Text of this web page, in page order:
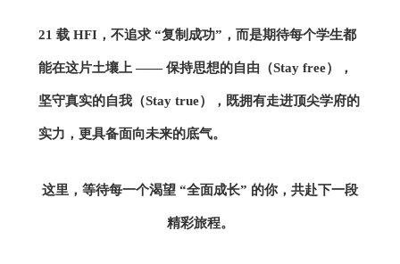
21 载 HFI，不追求 “复制成功”，而是期待每个学生都
能在这片土壤上 —— 保持思想的自由（Stay free），
坚守真实的自我（Stay true），既拥有走进顶尖学府的
实力，更具备面向未来的底气。
这里，等待每一个渴望 “全面成长” 的你，共赴下一段
精彩旅程。